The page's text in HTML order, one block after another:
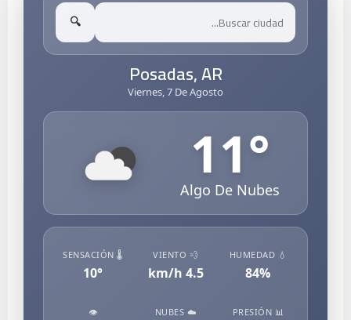
🔍
Posadas, AR
Viernes, 7 De Agosto
11°
Algo De Nubes
💧 HUMEDAD
84%
💨 VIENTO
4.5
🌡️ SENSACIÓN
10°
📊 PRESIÓN
☁️ NUBES
👁️